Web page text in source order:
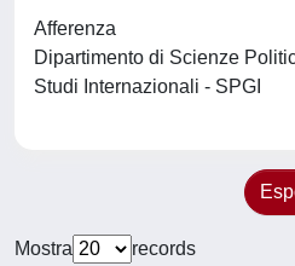
Afferenza
Dipartimento di Scienze
Studi Internazionali - SPGI
Mostra
records